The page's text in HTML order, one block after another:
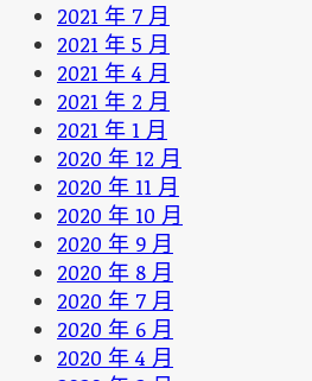
2021 年 7 月
2021 年 5 月
2021 年 4 月
2021 年 2 月
2021 年 1 月
2020 年 12 月
2020 年 11 月
2020 年 10 月
2020 年 9 月
2020 年 8 月
2020 年 7 月
2020 年 6 月
2020 年 4 月